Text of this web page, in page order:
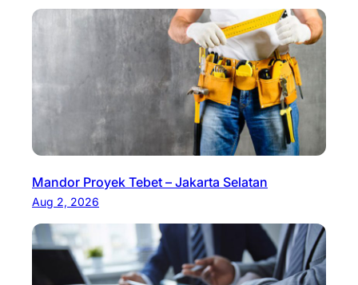
Mandor Proyek Tebet – Jakarta Selatan
Aug 2, 2026